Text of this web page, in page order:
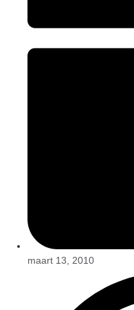
maart 13, 2010